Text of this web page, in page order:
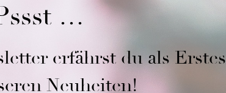
…
erfährst du als Erstes
Neuheiten!